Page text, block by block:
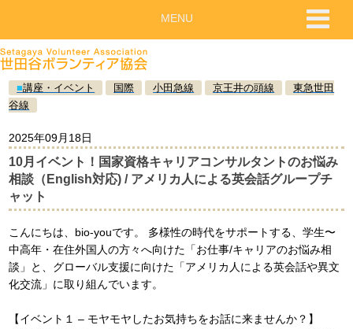
■講座・イベント 国際 小田急線 京王井の頭線
東急世田
谷線
2025年09月18日
10月イベント！国家資格キャリアコンサルタントのお悩み
相談（English対応) / アメリカ人による英会話グループチ
ャット
こんにちは、bio-youです。 多様性の時代をサポートする、学生〜
中高年・在住外国人の方々へ向けた「お仕事/キャリアのお悩み相
談」と、グローバル支援に向けた「アメリカ人による英会話や異文
化交流」に取り組んでいます。
【イベント１ – モヤモヤしたお気持ちをお話に来ませんか？】
MENU